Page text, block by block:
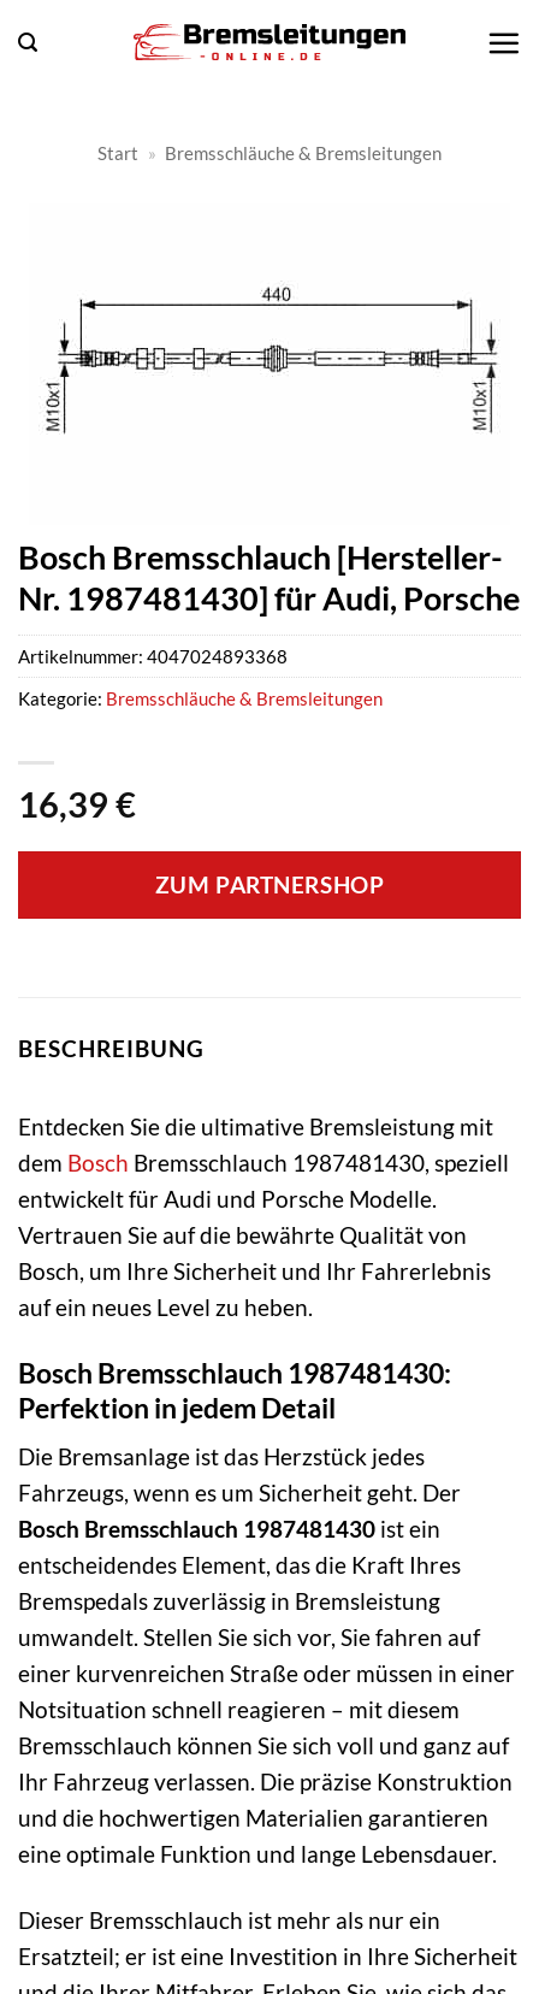
Inhalt
Start » Bremsschläuche & Bremsleitungen
Bosch Bremsschlauch [Hersteller-
Nr. 1987481430] für Audi, Porsche
16,39 €
ZUM PARTNERSHOP
Artikelnummer: 4047024893368
Kategorie: Bremsschläuche & Bremsleitungen
BESCHREIBUNG
Entdecken Sie die ultimative Bremsleistung mit
dem Bosch Bremsschlauch 1987481430, speziell
entwickelt für Audi und Porsche Modelle.
Vertrauen Sie auf die bewährte Qualität von
Bosch, um Ihre Sicherheit und Ihr Fahrerlebnis
auf ein neues Level zu heben.
Bosch Bremsschlauch 1987481430:
Perfektion in jedem Detail
Die Bremsanlage ist das Herzstück jedes
Fahrzeugs, wenn es um Sicherheit geht. Der
Bosch Bremsschlauch 1987481430 ist ein
entscheidendes Element, das die Kraft Ihres
Bremspedals zuverlässig in Bremsleistung
umwandelt. Stellen Sie sich vor, Sie fahren auf
einer kurvenreichen Straße oder müssen in einer
Notsituation schnell reagieren – mit diesem
Bremsschlauch können Sie sich voll und ganz auf
Ihr Fahrzeug verlassen. Die präzise Konstruktion
und die hochwertigen Materialien garantieren
eine optimale Funktion und lange Lebensdauer.
Dieser Bremsschlauch ist mehr als nur ein
Ersatzteil; er ist eine Investition in Ihre Sicherheit